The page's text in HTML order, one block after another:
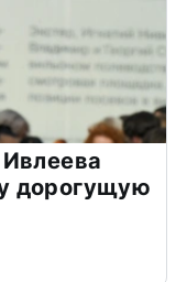
дорогущую